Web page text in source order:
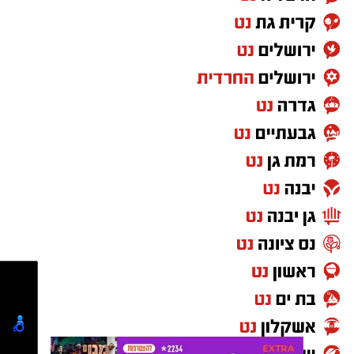
Shampoo
בנוסף, נמצא כי המוצר
HAIR STRAIGHTENING GEL
במאגרי משרד הבריאות, מסומן כמכיל
גליאוקסילית
להחלקת שיער בישראל.
במשרד הבריאות מסבירים כי קיים קשר סיבתי בין
שימוש במוצרי החלקת שיער המכילים חומצה
גליאוקסילית לבין תופעות לוואי חמורות, ובהן
מקרים שלכשל כלייתי
עוד נמסר כי בבדיקה שערכה המחלקה לתמרוקים
מול היצרן הרשום במאגר, חברת "תלתל", התברר
כי נמצאו בביקורת מוצרים הנושאים את השמות
Revival Riginol PROו-Revival Straight, אך